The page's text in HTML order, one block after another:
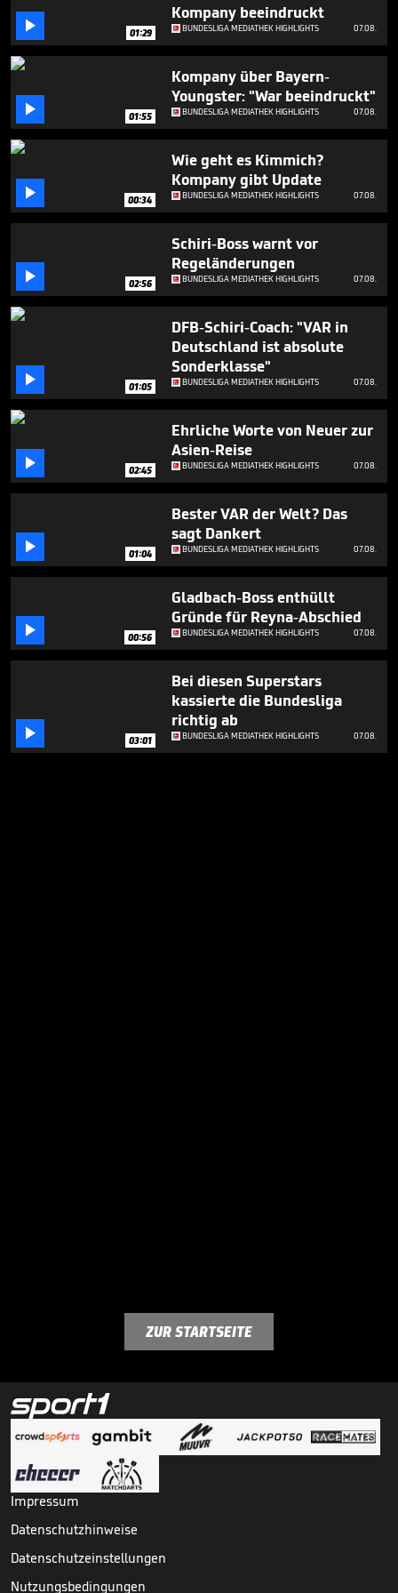
1
minute,
9  01:29
Kompany beeindruckt
BUNDESLIGA MEDIATHEK HIGHLIGHTS 07.08.
 01:55
Kompany über Bayern-
Youngster: "War beeindruckt"
BUNDESLIGA MEDIATHEK HIGHLIGHTS 07.08.
 00:34
Wie geht es Kimmich?
Kompany gibt Update
BUNDESLIGA MEDIATHEK HIGHLIGHTS 07.08.
 02:56
Schiri-Boss warnt vor
Regeländerungen
BUNDESLIGA MEDIATHEK HIGHLIGHTS 07.08.
 01:05
DFB-Schiri-Coach: "VAR in
Deutschland ist absolute
Sonderklasse"
BUNDESLIGA MEDIATHEK HIGHLIGHTS 07.08.
 02:45
Ehrliche Worte von Neuer zur
Asien-Reise
BUNDESLIGA MEDIATHEK HIGHLIGHTS 07.08.
 01:04
Bester VAR der Welt? Das
sagt Dankert
BUNDESLIGA MEDIATHEK HIGHLIGHTS 07.08.
 00:56
Gladbach-Boss enthüllt
Gründe für Reyna-Abschied
BUNDESLIGA MEDIATHEK HIGHLIGHTS 07.08.
 03:01
Bei diesen Superstars
kassierte die Bundesliga
richtig ab
BUNDESLIGA MEDIATHEK HIGHLIGHTS 07.08.
ZUR STARTSEITE
Impressum
Datenschutzhinweise
Datenschutzeinstellungen
Nutzungsbedingungen